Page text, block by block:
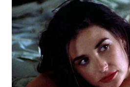
WN
PRIANGAN
TIMUR
WN
SEMARANG